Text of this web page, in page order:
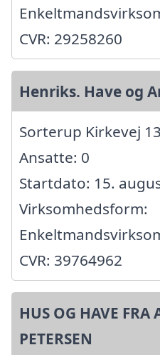
CVR: 29258260
Henriks. Have og
Sorterup Kirkevej
Ansatte: 0
Startdato: 15.
Virksomhedsform:
CVR: 39764962
HUS OG HAVE FRA
PETERSEN